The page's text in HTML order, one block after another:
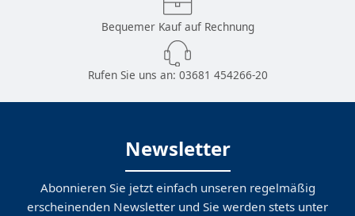
Bequemer Kauf auf Rechnung
Rufen Sie uns an: 03681 454266-20
Newsletter
Abonnieren Sie jetzt einfach unseren regelmäßig
erscheinenden Newsletter und Sie werden stets unter